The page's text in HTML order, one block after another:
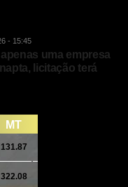
- 15:45
uma empresa
licitação terá